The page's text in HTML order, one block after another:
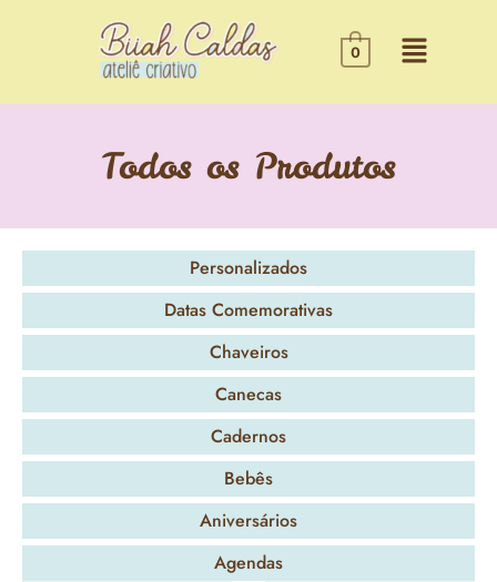
0
Todos os Produtos
Personalizados
Datas Comemorativas
Chaveiros
Canecas
Cadernos
Bebês
Aniversários
Agendas